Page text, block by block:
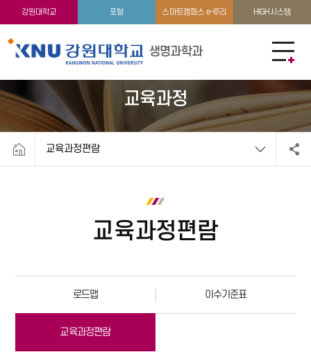
강원대학교 포털 스마트캠퍼스 e-루리 HIGH시스템
생명과학과
교수소개 커뮤니티
교육과정
교육과정편람
교육과정편람
로드맵 이수기준표
교육과정편람